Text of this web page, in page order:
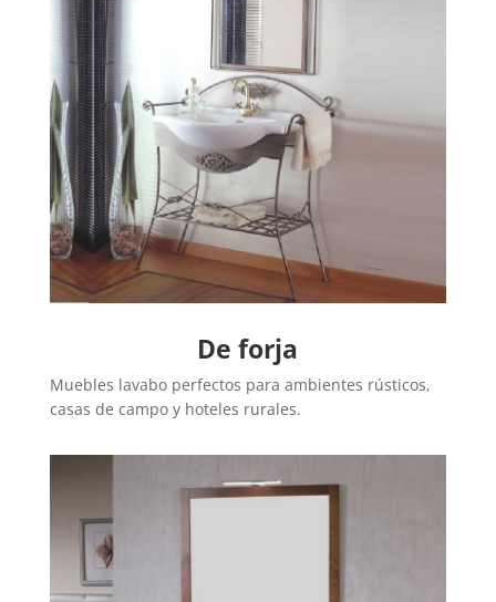
De forja
Muebles lavabo perfectos para ambientes rústicos,
casas de campo y hoteles rurales.